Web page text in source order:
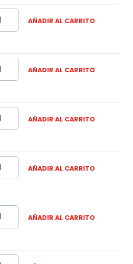
AÑADIR AL CARRITO
AÑADIR AL CARRITO
AÑADIR AL CARRITO
AÑADIR AL CARRITO
AÑADIR AL CARRITO